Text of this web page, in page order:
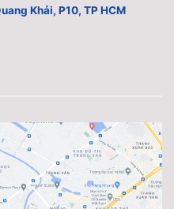
Khải, P10, TP HCM